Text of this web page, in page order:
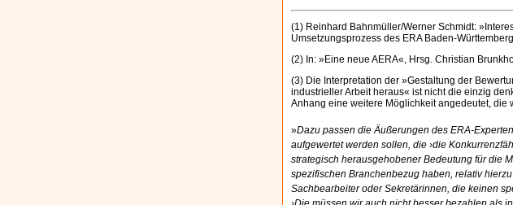
(1) Reinhard Bahnmüller/Werner Schmidt:
Umsetzungsprozess des ERA Baden-
(2) In: »Eine neue AERA«, Hrsg. Christian
(3) Die Interpretation der »Gestaltung der
industrieller Arbeit heraus« ist nicht die einzig
Anhang eine weitere Möglichkeit angedeutet,
»Dazu passen die Äußerungen des ERA-
aufgewertet werden sollen, die ›die
strategisch herausgehobener Bedeutung für die
spezifischen Branchenbezug haben, relativ
Sachbearbeiter oder Sekretärinnen, die keinen